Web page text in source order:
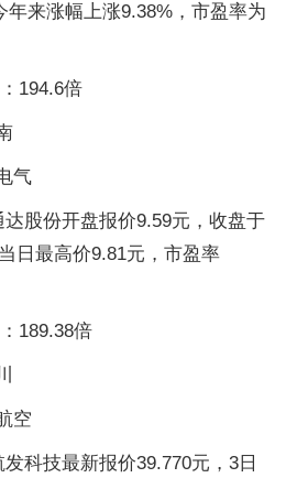
年来涨幅上涨9.38%，市盈率为
194.6倍
气
股份开盘报价9.59元，收盘于
日最高价9.81元，市盈率
189.38倍
空
科技最新报价39.770元，3日